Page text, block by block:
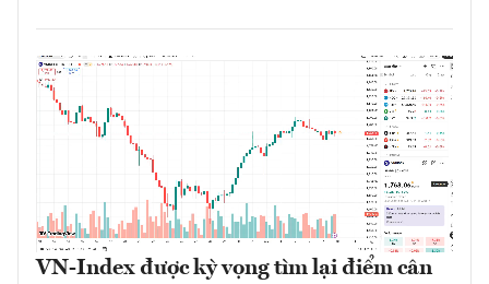
VN-Index được kỳ vọng tìm lại điểm cân